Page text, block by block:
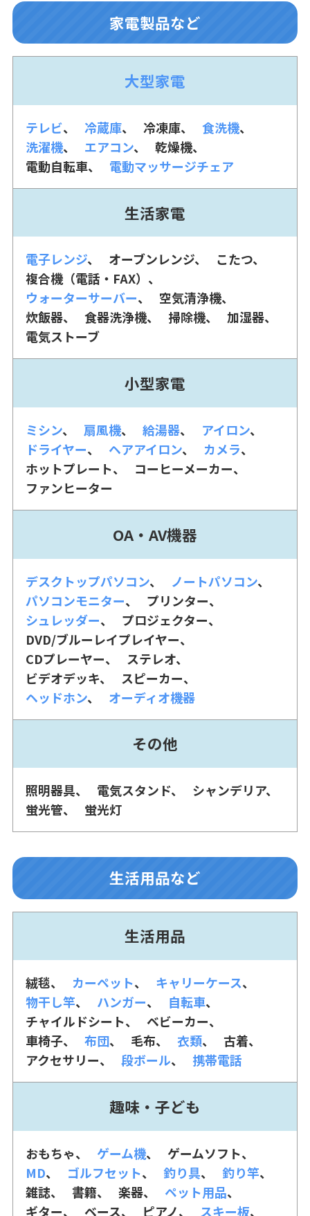
家電製品など
大型家電
テレビ 冷蔵庫 冷凍庫
食洗機
洗濯機
エアコン
乾燥機
電動自転車
電動マッサージチェア
生活家電
電子レンジ オーブンレンジ
こたつ
複合機（電話・FAX）
ウォーターサーバー
空気清浄機
炊飯器
食器洗浄機 掃除機
加湿器
電気ストーブ
小型家電
ミシン 扇風機 給湯器
アイロン
ドライヤー
ヘアアイロン
カメラ
ホットプレート
コーヒーメーカー
ファンヒーター
OA・AV機器
デスクトップパソコン
ノートパソコン
パソコンモニター
プリンター
シュレッダー
プロジェクター
DVD/ブルーレイプレイヤー
CDプレーヤー
ステレオ
ビデオデッキ
スピーカー
ヘッドホン
オーディオ機器
その他
照明器具 電気スタンド
シャンデリア
蛍光管
蛍光灯
生活用品など
生活用品
絨毯 カーペット
キャリーケース
物干し竿
ハンガー
自転車
チャイルドシート
ベビーカー
車椅子
布団 毛布 衣類
古着
アクセサリー
段ボール 携帯電話
趣味・子ども
おもちゃ ゲーム機
ゲームソフト
MD
ゴルフセット 釣り具
釣り竿
雑誌
書籍 楽器
ペット用品
ギター
ベース ピアノ スキー板